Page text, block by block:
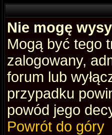
Nie mogę
Mogą być tego
zalogowany,
forum lub
przypadku
powód jego
Powrót do góry